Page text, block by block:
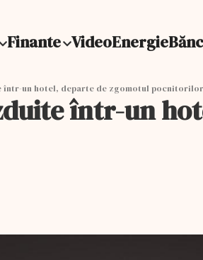
Finante VideoEnergie
într-un hotel, departe de zgomotul pocnitorilor
într-un